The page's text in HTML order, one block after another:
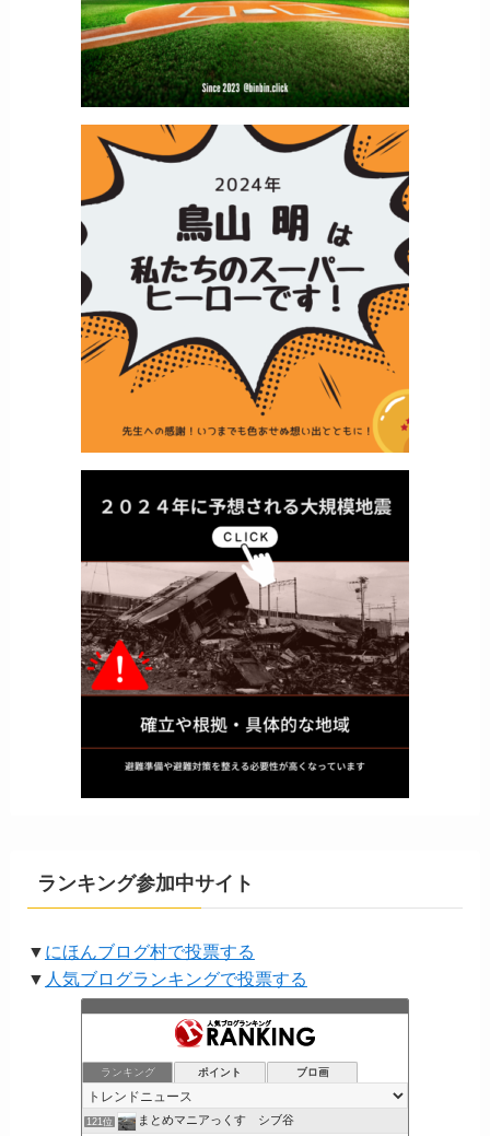
ランキング参加中サイト
▼ にほんブログ村で投票する
▼ 人気ブログランキングで投票する
ランキング ポイント ブロ画
121位 まとめマニアっくす シブ谷